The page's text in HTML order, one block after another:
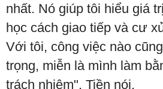
nhất. Nó giúp tôi hiểu giá
học cách giao tiếp và cư
Với tôi, công việc nào
trọng, miễn là mình làm
trách nhiệm", Tiền nói.